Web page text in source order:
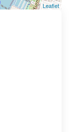
Leaflet